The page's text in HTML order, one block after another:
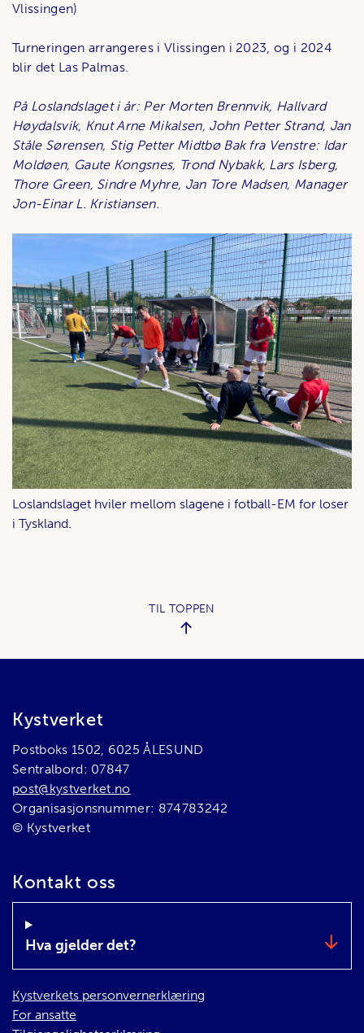
Vlissingen)
Turneringen arrangeres i Vlissingen i 2023, og i 2024
blir det Las Palmas.
På Loslandslaget i år: Per Morten Brennvik, Hallvard
Høydalsvik, Knut Arne Mikalsen, John Petter Strand, Jan
Ståle Sørensen, Stig Petter Midtbø Bak fra Venstre: Idar
Moldøen, Gaute Kongsnes, Trond Nybakk, Lars Isberg,
Thore Green, Sindre Myhre, Jan Tore Madsen, Manager
Jon-Einar L. Kristiansen.
Loslandslaget hviler mellom slagene i fotball-EM for loser
i Tyskland.
TIL TOPPEN
Bunnområde
Kystverket
Postboks 1502, 6025 ÅLESUND
Sentralbord: 07847
post@kystverket.no
Organisasjonsnummer: 874783242
© Kystverket
Kontakt oss
Hva gjelder det?
Kystverkets personvernerklæring
For ansatte